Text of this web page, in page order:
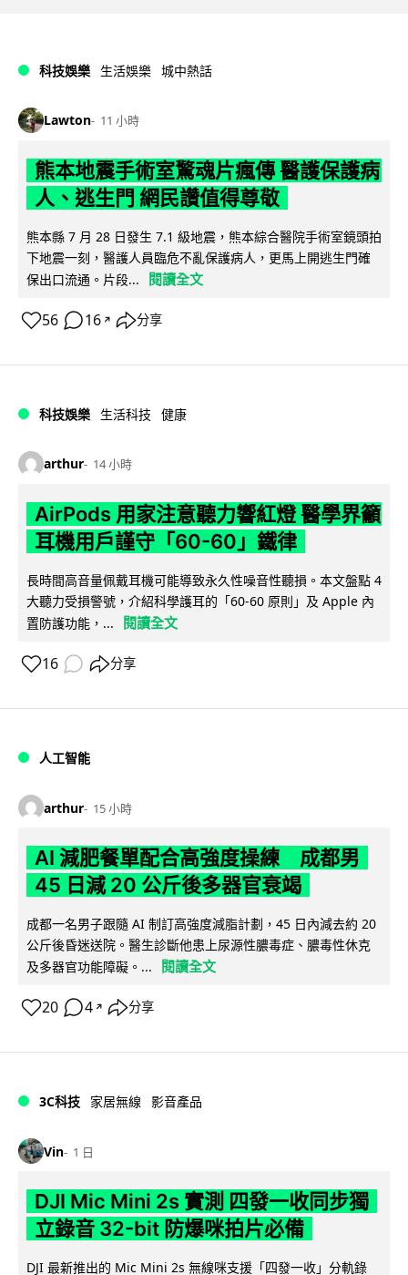
科技娛樂 生活娛樂 城中熱話
Lawton 11 小時
熊本地震手術室驚魂片瘋傳 醫護保護病
人、逃生門 網民讚值得尊敬
熊本縣 7 月 28 日發生 7.1 級地震，熊本綜合醫院手術室鏡頭拍
下地震一刻，醫護人員臨危不亂保護病人，更馬上開逃生門確
保出口流通。片段...
閱讀全文
56 16 ↗ 分享
科技娛樂 生活科技 健康
arthur 14 小時
AirPods 用家注意聽力響紅燈 醫學界籲
耳機用戶謹守「60-60」鐵律
長時間高音量佩戴耳機可能導致永久性噪音性聽損。本文盤點 4
大聽力受損警號，介紹科學護耳的「60-60 原則」及 Apple 內
置防護功能，...
閱讀全文
16 分享
人工智能
arthur 15 小時
AI 減肥餐單配合高強度操練 成都男
45 日減 20 公斤後多器官衰竭
成都一名男子跟隨 AI 制訂高強度減脂計劃，45 日內減去約 20
公斤後昏迷送院。醫生診斷他患上尿源性膿毒症、膿毒性休克
及多器官功能障礙。...
閱讀全文
20 4 ↗ 分享
3C科技 家居無線 影音產品
Vin 1 日
DJI Mic Mini 2s 實測 四發一收同步獨
立錄音 32-bit 防爆咪拍片必備
DJI 最新推出的 Mic Mini 2s 無線咪支援「四發一收」分軌錄